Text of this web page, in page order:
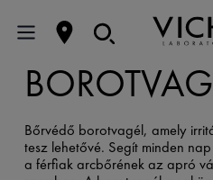
Bőrvédő borotvagél, amely
tesz lehetővé. Segít minden
a férfiak arcbőrének az apró